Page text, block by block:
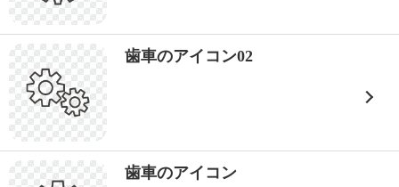
歯車のアイコン02
歯車のアイコン